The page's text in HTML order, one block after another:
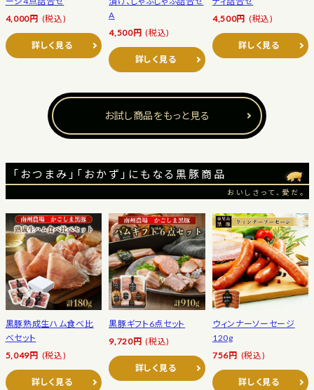
4,000円 (税込)
詳しく見る
A
4,500円 (税込)
詳しく見る
4,500円 (税込)
詳しく見る
お試し商品をもっと見る
「おつまみ」「おかず」にもなる黒豚商品
おいしさって、愛だ。
黒豚熟成生ハム食べ比
べセット
5,049円 (税込)
詳しく見る
黒豚ギフト6点セット
9,720円 (税込)
詳しく見る
ウィンナーソーセージ
120g
756円 (税込)
詳しく見る